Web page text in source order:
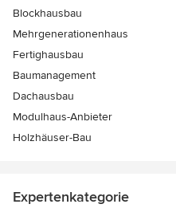
Blockhausbau
Mehrgenerationenhaus
Fertighausbau
Baumanagement
Dachausbau
Modulhaus-Anbieter
Holzhäuser-Bau
Expertenkategorie